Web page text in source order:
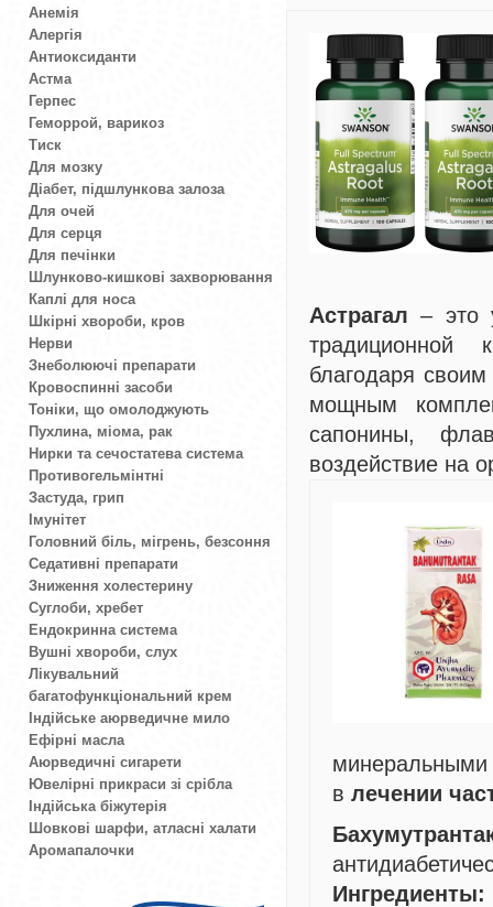
Анемія
Алергія
Антиоксиданти
Астма
Герпес
Геморрой, варикоз
Тиск
Для мозку
Діабет, підшлункова залоза
Для очей
Для серця
Для печінки
Шлунково-кишкові захворювання
Каплі для носа
Шкірні хвороби, кров
Нерви
Знеболюючі препарати
Кровоспинні засоби
Тоніки, що омолоджують
Пухлина, міома, рак
Нирки та сечостатева система
Противогельмінтні
Застуда, грип
Імунітет
Головний біль, мігрень, безсоння
Седативні препарати
Зниження холестерину
Суглоби, хребет
Ендокринна система
Вушні хвороби, слух
Лікувальний
багатофункціональний крем
Індійське аюрведичне мило
Ефірні масла
Аюрведичні сигарети
Ювелірні прикраси зі срібла
Індійська біжутерія
Шовкові шарфи, атласні халати
Аромапалочки
Астрагал – это
традиционной
благодаря
мощным
сапонины,
воздействие на
в лечении
Ингредиенты: